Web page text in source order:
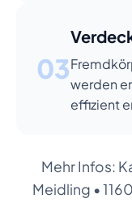
03werden
effizient
Mehr Infos:
Meidling •